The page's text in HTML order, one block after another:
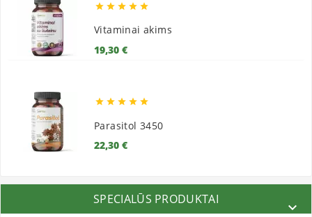
    
Vitaminai akims
19,30 €Kaina
    
Parasitol 3450
22,30 €Kaina
SPECIALŪS PRODUKTAI
